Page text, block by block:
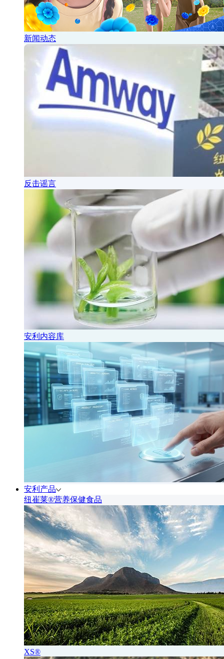
新闻动态
反击谣言
安利内容库
安利产品
纽崔莱®营养保健食品
XS®